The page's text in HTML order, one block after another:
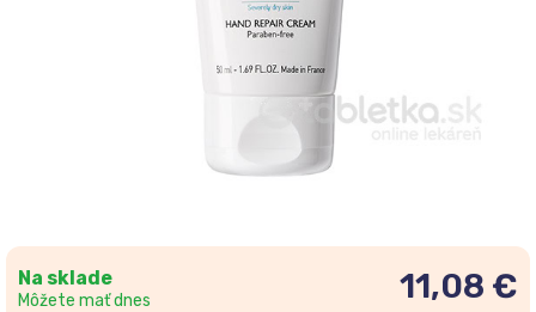
Na sklade
Môžete mať dnes 11,08 €